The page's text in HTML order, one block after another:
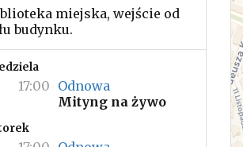
miejska, wejście od
budynku.
17:00 Odnowa
Mityng na żywo